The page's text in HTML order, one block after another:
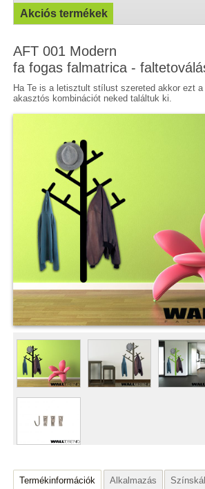
Akciós termékek
AFT 001 Modern
fa fogas falmatrica -
Ha Te is a letisztult stílust szereted akkor ezt
akasztós kombinációt neked találtuk ki.
Termékinformációk Alkalmazás